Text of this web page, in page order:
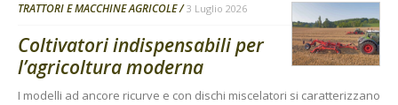
TRATTORI E MACCHINE AGRICOLE 3 Luglio 2026
Coltivatori indispensabili per
l’agricoltura moderna
I modelli ad ancore ricurve e con dischi miscelatori si caratterizzano